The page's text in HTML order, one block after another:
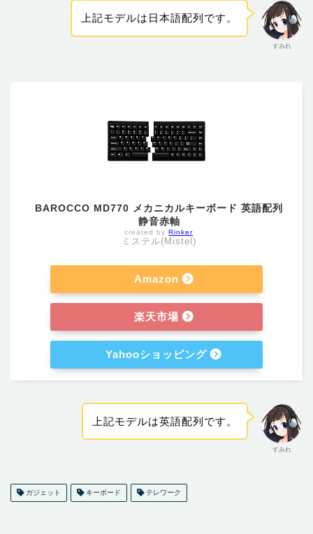
すみれ
上記モデルは日本語配列です。
BAROCCO MD770 メカニカルキーボード 英語配列
静音赤軸
created byRinker
ミステル(Mistel)
Amazon
楽天市場
Yahooショッピング
すみれ
上記モデルは英語配列です。
ガジェット キーボード テレワーク